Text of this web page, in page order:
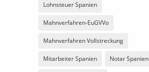
Lohnsteuer Spanien
Mahnverfahren-EuGVVo
Mahnverfahren Vollstreckung
Mitarbeiter Spanien Notar Spanien